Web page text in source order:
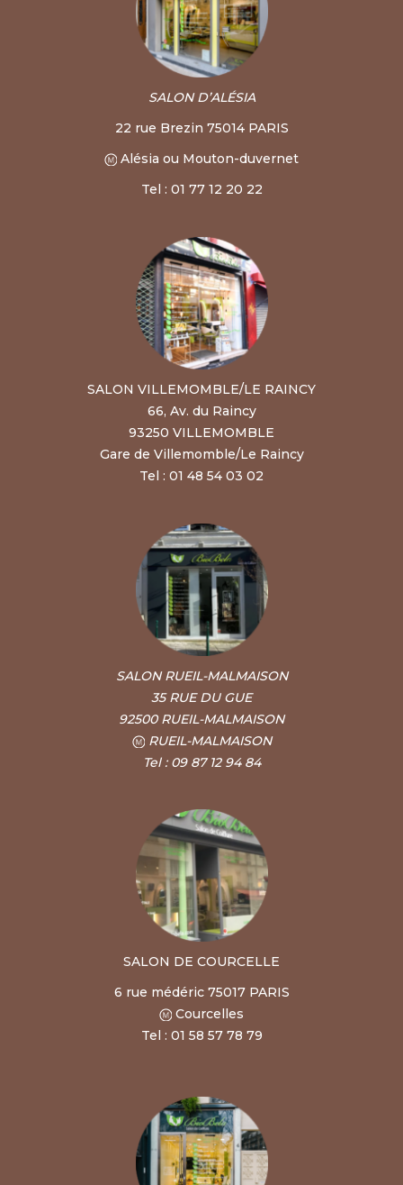
SALON D’ALÉSIA
22 rue Brezin 75014 PARIS
Alésia ou Mouton-duvernet
Tel : 01 77 12 20 22
SALON VILLEMOMBLE/LE RAINCY
66, Av. du Raincy
93250 VILLEMOMBLE
Gare de Villemomble/Le Raincy
Tel : 01 48 54 03 02
SALON RUEIL-MALMAISON
35 RUE DU GUE
92500 RUEIL-MALMAISON
RUEIL-MALMAISON
Tel : 09 87 12 94 84
SALON DE COURCELLE
6 rue médéric 75017 PARIS
Courcelles
Tel : 01 58 57 78 79